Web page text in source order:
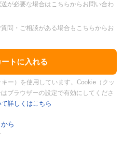
が必要な場合はこちらからお問い合わ
問・ご相談がある場合もこちらからお
ー）を使用しています。Cookie（クッ
ブラウザーの設定で有効にしてくださ
詳しくはこちら
ら